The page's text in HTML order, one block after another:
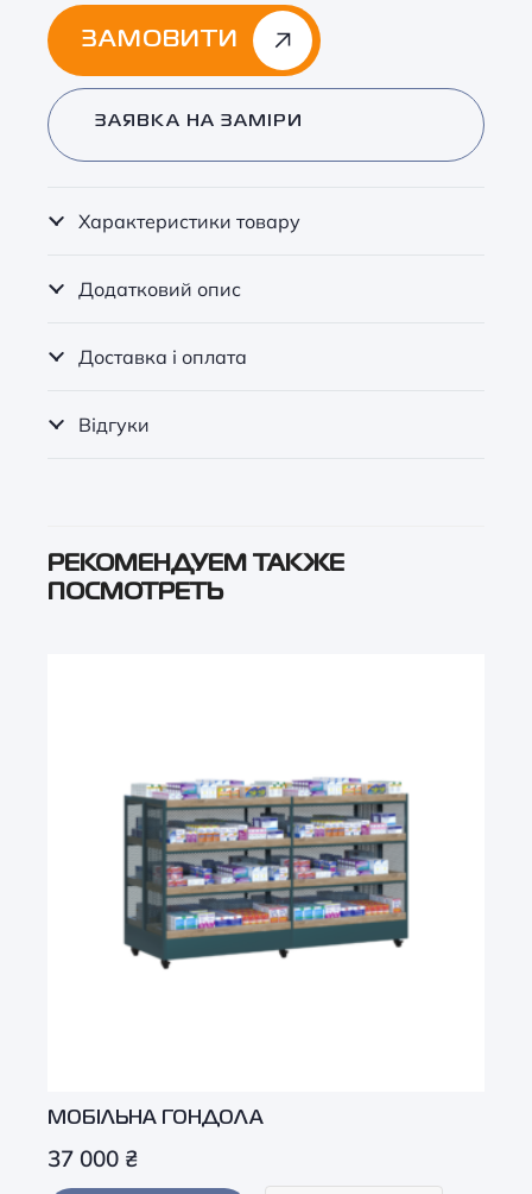
ЗАМОВИТИ
Alternative:
ЗАЯВКА НА ЗАМІРИ
Характеристики товару
Додатковий опис
Доставка і оплата
Відгуки
РЕКОМЕНДУЕМ ТАКЖЕ
ПОСМОТРЕТЬ
МОБІЛЬНА ГОНДОЛА
37 000 ₴